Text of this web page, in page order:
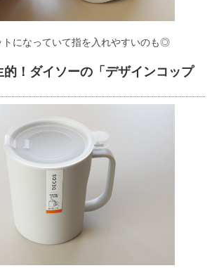
トになっていて指を入れやすいのも◎
的！ダイソーの「デザインコップ